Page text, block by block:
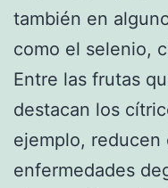
también en
como el selenio,
Entre las frutas
destacan los
ejemplo, reducen
enfermedades